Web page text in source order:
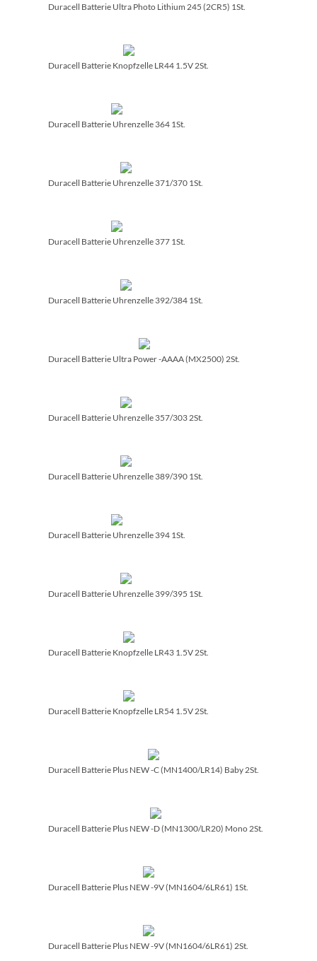
Duracell Batterie Ultra Photo Lithium 245 (2CR5) 1St.
Duracell Batterie Knopfzelle LR44 1.5V 2St.
Duracell Batterie Uhrenzelle 364 1St.
Duracell Batterie Uhrenzelle 371/­370 1St.
Duracell Batterie Uhrenzelle 377 1St.
Duracell Batterie Uhrenzelle 392/­384 1St.
Duracell Batterie Ultra Power -AAAA (MX2500) 2St.
Duracell Batterie Uhrenzelle 357/­303 2St.
Duracell Batterie Uhrenzelle 389/­390 1St.
Duracell Batterie Uhrenzelle 394 1St.
Duracell Batterie Uhrenzelle 399/­395 1St.
Duracell Batterie Knopfzelle LR43 1.5V 2St.
Duracell Batterie Knopfzelle LR54 1.5V 2St.
Duracell Batterie Plus NEW -C (MN1400/­LR14) Baby 2St.
Duracell Batterie Plus NEW -D (MN1300/­LR20) Mono 2St.
Duracell Batterie Plus NEW -9V (MN1604/­6LR61) 1St.
Duracell Batterie Plus NEW -9V (MN1604/­6LR61) 2St.